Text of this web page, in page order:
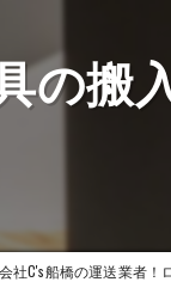
の搬
社C's船橋の運送業者！